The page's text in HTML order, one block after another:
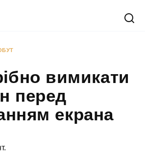
вимикати
перед
екрана